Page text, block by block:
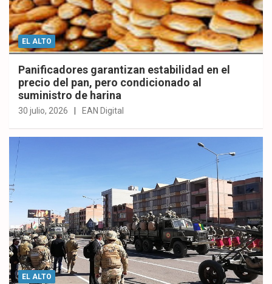
EL ALTO
Panificadores garantizan estabilidad en el
precio del pan, pero condicionado al
suministro de harina
30 julio, 2026 EAN Digital
EL ALTO